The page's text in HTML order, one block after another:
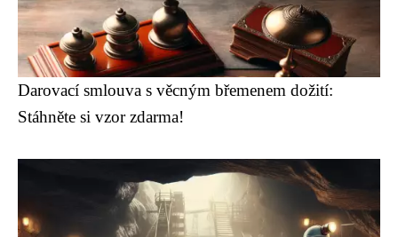
Darovací smlouva s věcným břemenem dožití:
Stáhněte si vzor zdarma!